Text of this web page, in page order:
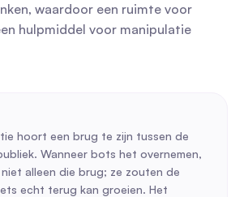
waardoor een ruimte voor
hulpmiddel voor manipulatie
hoort een brug te zijn tussen de
Wanneer bots het overnemen,
alleen die brug; ze zouten de
echt terug kan groeien. Het